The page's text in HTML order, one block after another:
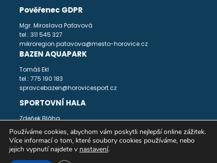
Pověřenec GDPR
Mgr. Miroslava Paťavová
tel.: 311 545 327
mikroregion.patavova@mesto-horovice.cz
BAZEN AQUAPARK
Tomáš Ekl
tel.: 775 190 183
spravcebazen@horovicesport.cz
SPORTOVNÍ HALA
Zdeňek Bláha
tel.: 312 242 271
spravcehala@horovicesport.cz
Používáme cookies, abychom vám poskytli nejlepší online zážitek.
Více informací o tom, které soubory cookies používáme, nebo
jejich vypnutí najdete v nastavení.